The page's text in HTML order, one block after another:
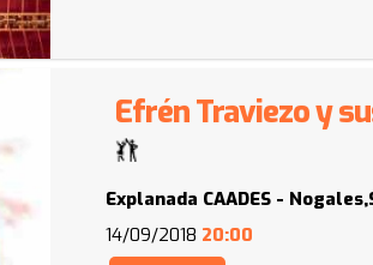
Efrén Traviezo y
Explanada CAADES -
14/09/2018 20:00